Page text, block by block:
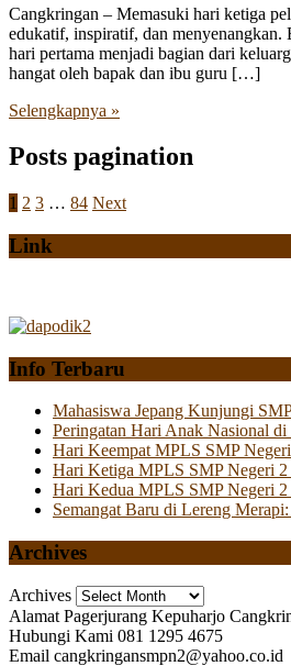
Cangkringan – Memasuki hari ketiga
edukatif, inspiratif, dan menyenangkan.
hari pertama menjadi bagian dari
hangat oleh bapak dan ibu guru […]
Selengkapnya »
Posts pagination
1 2 3 … 84 Next
Link
Info Terbaru
Mahasiswa Jepang Kunjungi
Peringatan Hari Anak Nasional
Hari Keempat MPLS SMP
Hari Ketiga MPLS SMP Negeri 2
Hari Kedua MPLS SMP Negeri
Semangat Baru di Lereng
Archives
Archives
Alamat Pagerjurang Kepuharjo
Hubungi Kami 081 1295 4675
Email cangkringansmpn2@yahoo.co.id